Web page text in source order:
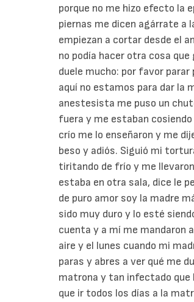
porque no me hizo efecto la
piernas me dicen agárrate a
empiezan a cortar desde el
no podía hacer otra cosa
duele mucho: por favor
aquí no estamos para dar la
anestesista me puso un
fuera y me estaban
crío me lo enseñaron y me
beso y adiós. Siguió mi
tiritando de frío y me
estaba en otra sala, dice le
de puro amor soy la madre
sido muy duro y lo esté
cuenta y a mí me mandaron
aire y el lunes cuando mi
paras y abres a ver qué me
matrona y tan infectado que
que ir todos los días a la